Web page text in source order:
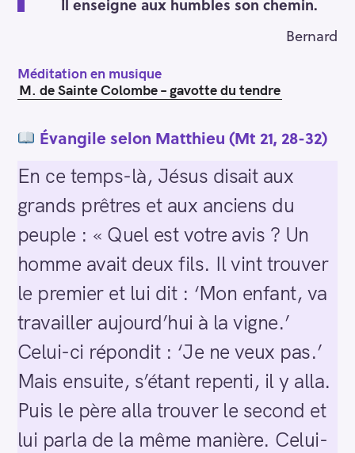
Il enseigne aux humbles son chemin.
Bernard
Méditation en musique
M. de Sainte Colombe – gavotte du tendre
Évangile selon Matthieu (Mt 21, 28-32)
En ce temps-là, Jésus disait aux
grands prêtres et aux anciens du
peuple : « Quel est votre avis ? Un
homme avait deux fils. Il vint trouver
le premier et lui dit : ‘Mon enfant, va
travailler aujourd’hui à la vigne.’
Celui-ci répondit : ‘Je ne veux pas.’
Mais ensuite, s’étant repenti, il y alla.
Puis le père alla trouver le second et
lui parla de la même manière. Celui-